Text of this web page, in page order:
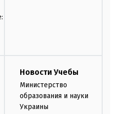
Новости Учебы
Министерство
образования и науки
Украины